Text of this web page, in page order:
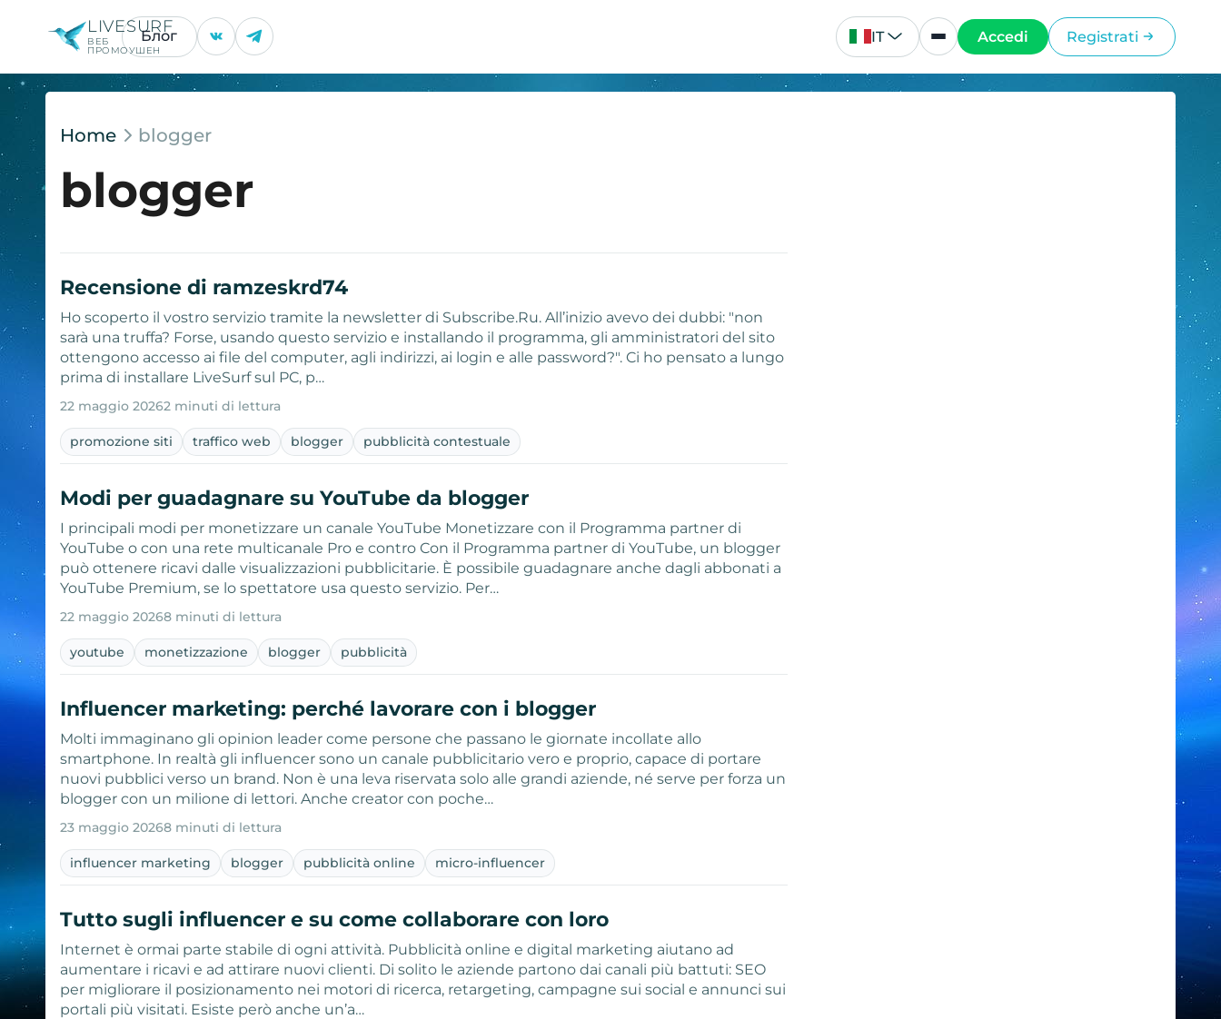
LIVESURF
ВЕБ
ПРОМОУШЕН
Блог IT Accedi Registrati
Home blogger
blogger
Recensione di ramzeskrd74
Ho scoperto il vostro servizio tramite la newsletter di Subscribe.Ru. All’inizio avevo dei dubbi: "non
sarà una truffa? Forse, usando questo servizio e installando il programma, gli amministratori del sito
ottengono accesso ai file del computer, agli indirizzi, ai login e alle password?". Ci ho pensato a lungo
prima di installare LiveSurf sul PC, p…
22 maggio 20262 minuti di lettura
promozione siti traffico web blogger pubblicità contestuale
Modi per guadagnare su YouTube da blogger
I principali modi per monetizzare un canale YouTube Monetizzare con il Programma partner di
YouTube o con una rete multicanale Pro e contro Con il Programma partner di YouTube, un blogger
può ottenere ricavi dalle visualizzazioni pubblicitarie. È possibile guadagnare anche dagli abbonati a
YouTube Premium, se lo spettatore usa questo servizio. Per…
22 maggio 20268 minuti di lettura
youtube monetizzazione blogger pubblicità
Influencer marketing: perché lavorare con i blogger
Molti immaginano gli opinion leader come persone che passano le giornate incollate allo
smartphone. In realtà gli influencer sono un canale pubblicitario vero e proprio, capace di portare
nuovi pubblici verso un brand. Non è una leva riservata solo alle grandi aziende, né serve per forza un
blogger con un milione di lettori. Anche creator con poche…
23 maggio 20268 minuti di lettura
influencer marketing blogger pubblicità online micro-influencer
Tutto sugli influencer e su come collaborare con loro
Internet è ormai parte stabile di ogni attività. Pubblicità online e digital marketing aiutano ad
aumentare i ricavi e ad attirare nuovi clienti. Di solito le aziende partono dai canali più battuti: SEO
per migliorare il posizionamento nei motori di ricerca, retargeting, campagne sui social e annunci sui
portali più visitati. Esiste però anche un’a…